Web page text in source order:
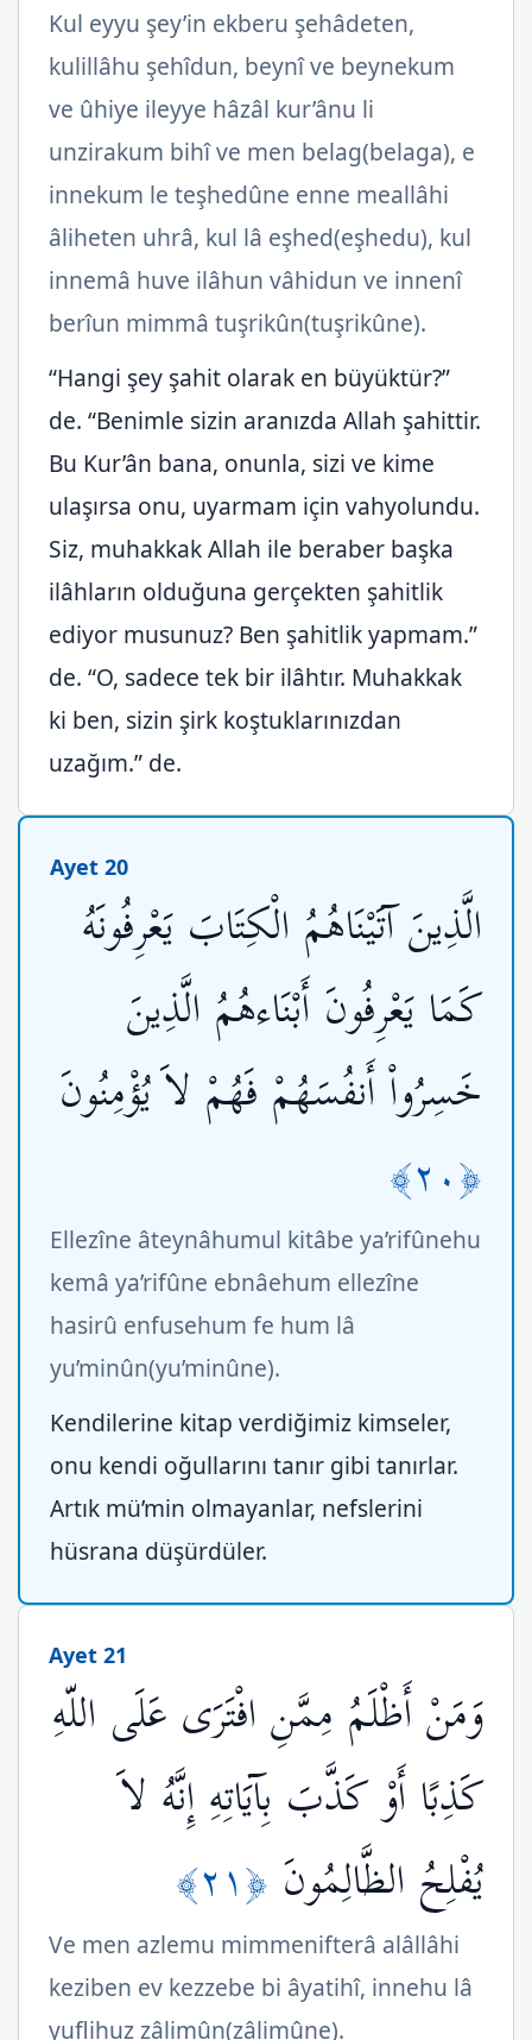
Kul eyyu şey’in ekberu şehâdeten,
kulillâhu şehîdun, beynî ve beynekum
ve ûhiye ileyye hâzâl kur’ânu li
unzirakum bihî ve men belag(belaga), e
innekum le teşhedûne enne meallâhi
âliheten uhrâ, kul lâ eşhed(eşhedu), kul
innemâ huve ilâhun vâhidun ve innenî
berîun mimmâ tuşrikûn(tuşrikûne).
“Hangi şey şahit olarak en büyüktür?”
de. “Benimle sizin aranızda Allah şahittir.
Bu Kur’ân bana, onunla, sizi ve kime
ulaşırsa onu, uyarmam için vahyolundu.
Siz, muhakkak Allah ile beraber başka
ilâhların olduğuna gerçekten şahitlik
ediyor musunuz? Ben şahitlik yapmam.”
de. “O, sadece tek bir ilâhtır. Muhakkak
ki ben, sizin şirk koştuklarınızdan
uzağım.” de.
Ayet 20
الَّذِينَ آتَيْنَاهُمُ الْكِتَابَ يَعْرِفُونَهُ
كَمَا يَعْرِفُونَ أَبْنَاءهُمُ الَّذِينَ
خَسِرُواْ أَنفُسَهُمْ فَهُمْ لاَ يُؤْمِنُونَ
﴿٢٠﴾
Ellezîne âteynâhumul kitâbe ya’rifûnehu
kemâ ya’rifûne ebnâehum ellezîne
hasirû enfusehum fe hum lâ
yu’minûn(yu’minûne).
Kendilerine kitap verdiğimiz kimseler,
onu kendi oğullarını tanır gibi tanırlar.
Artık mü’min olmayanlar, nefslerini
hüsrana düşürdüler.
Ayet 21
وَمَنْ أَظْلَمُ مِمَّنِ افْتَرَى عَلَى اللّهِ
كَذِبًا أَوْ كَذَّبَ بِآيَاتِهِ إِنَّهُ لاَ
يُفْلِحُ الظَّالِمُونَ ﴿٢١﴾
Ve men azlemu mimmenifterâ alâllâhi
keziben ev kezzebe bi âyatihî, innehu lâ
yuflihuz zâlimûn(zâlimûne).